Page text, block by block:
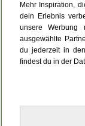
Mehr Inspiration,
dein Erlebnis
unsere Werbung
ausgewählte
du jederzeit in
findest du in der
Da ist
Leider ist